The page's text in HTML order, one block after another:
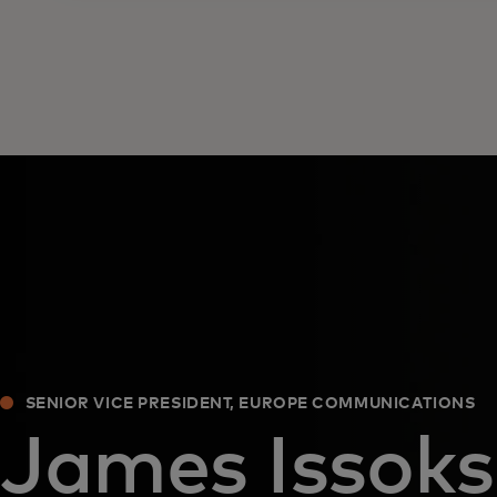
SENIOR VICE PRESIDENT, EUROPE COMMUNICATIONS
James